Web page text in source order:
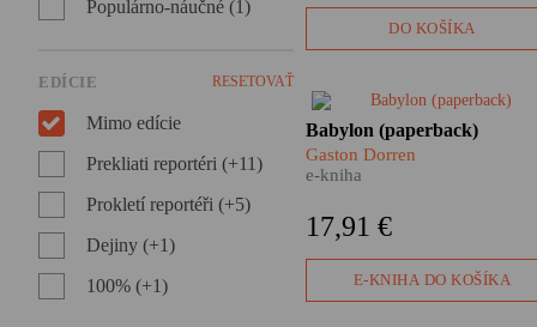
Populárno-náučné (1)
EDÍCIE RESETOVAŤ
Mimo edície
Prekliati reportéri (+11)
Prokletí reportéři (+5)
Dejiny (+1)
100% (+1)
ponúkajú neznámy obraz
holokaustu na Slovensku.
DO KOŠÍKA
​Ako sa môžete čo
najefektívnejšie naučiť po
vietnamsky? Prečo je nemčina
komunikujú Indonézania,
takmer tisícke ostrovov a
Babylon (paperback)
Gaston Dorren
e-kniha
17,91 €
E-KNIHA DO KOŠÍKA